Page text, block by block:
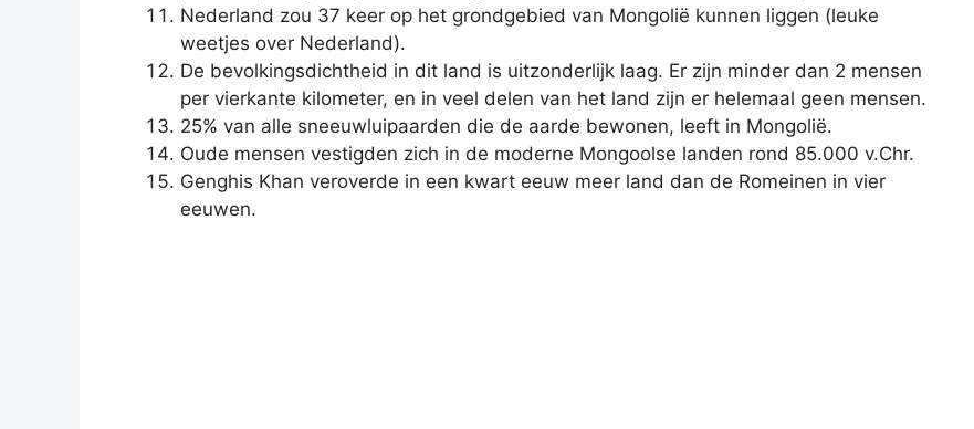
Nederland zou 37 keer op het grondgebied van Mongolië kunnen liggen (leuke
weetjes over Nederland).
De bevolkingsdichtheid in dit land is uitzonderlijk laag. Er zijn minder dan 2 mensen
per vierkante kilometer, en in veel delen van het land zijn er helemaal geen mensen.
25% van alle sneeuwluipaarden die de aarde bewonen, leeft in Mongolië.
Oude mensen vestigden zich in de moderne Mongoolse landen rond 85.000 v.Chr.
Genghis Khan veroverde in een kwart eeuw meer land dan de Romeinen in vier
eeuwen.